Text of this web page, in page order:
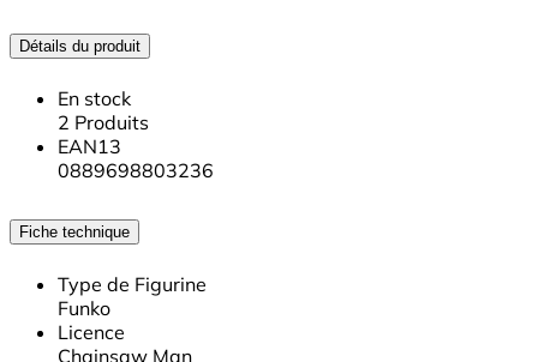
Détails du produit
En stock
2 Produits
EAN13
0889698803236
Fiche technique
Type de Figurine
Funko
Licence
Chainsaw Man